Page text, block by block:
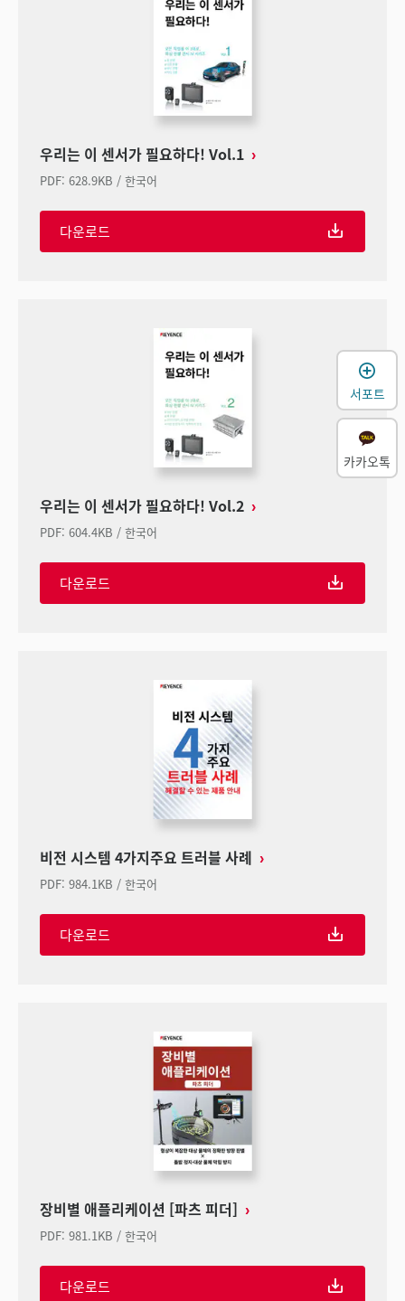
우리는 이 센서가 필요하다! Vol.1
PDF: 628.9KB / 한국어
다운로드
우리는 이 센서가 필요하다! Vol.2
PDF: 604.4KB / 한국어
다운로드
비전 시스템 4가지주요 트러블 사례
PDF: 984.1KB / 한국어
다운로드
장비별 애플리케이션 [파츠 피더]
PDF: 981.1KB / 한국어
다운로드
서포트
카카오톡